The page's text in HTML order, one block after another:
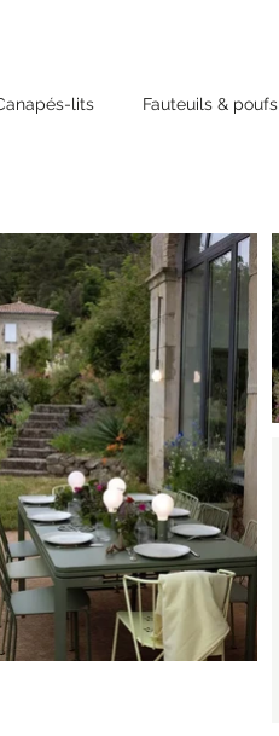
lits Fauteuils & poufs